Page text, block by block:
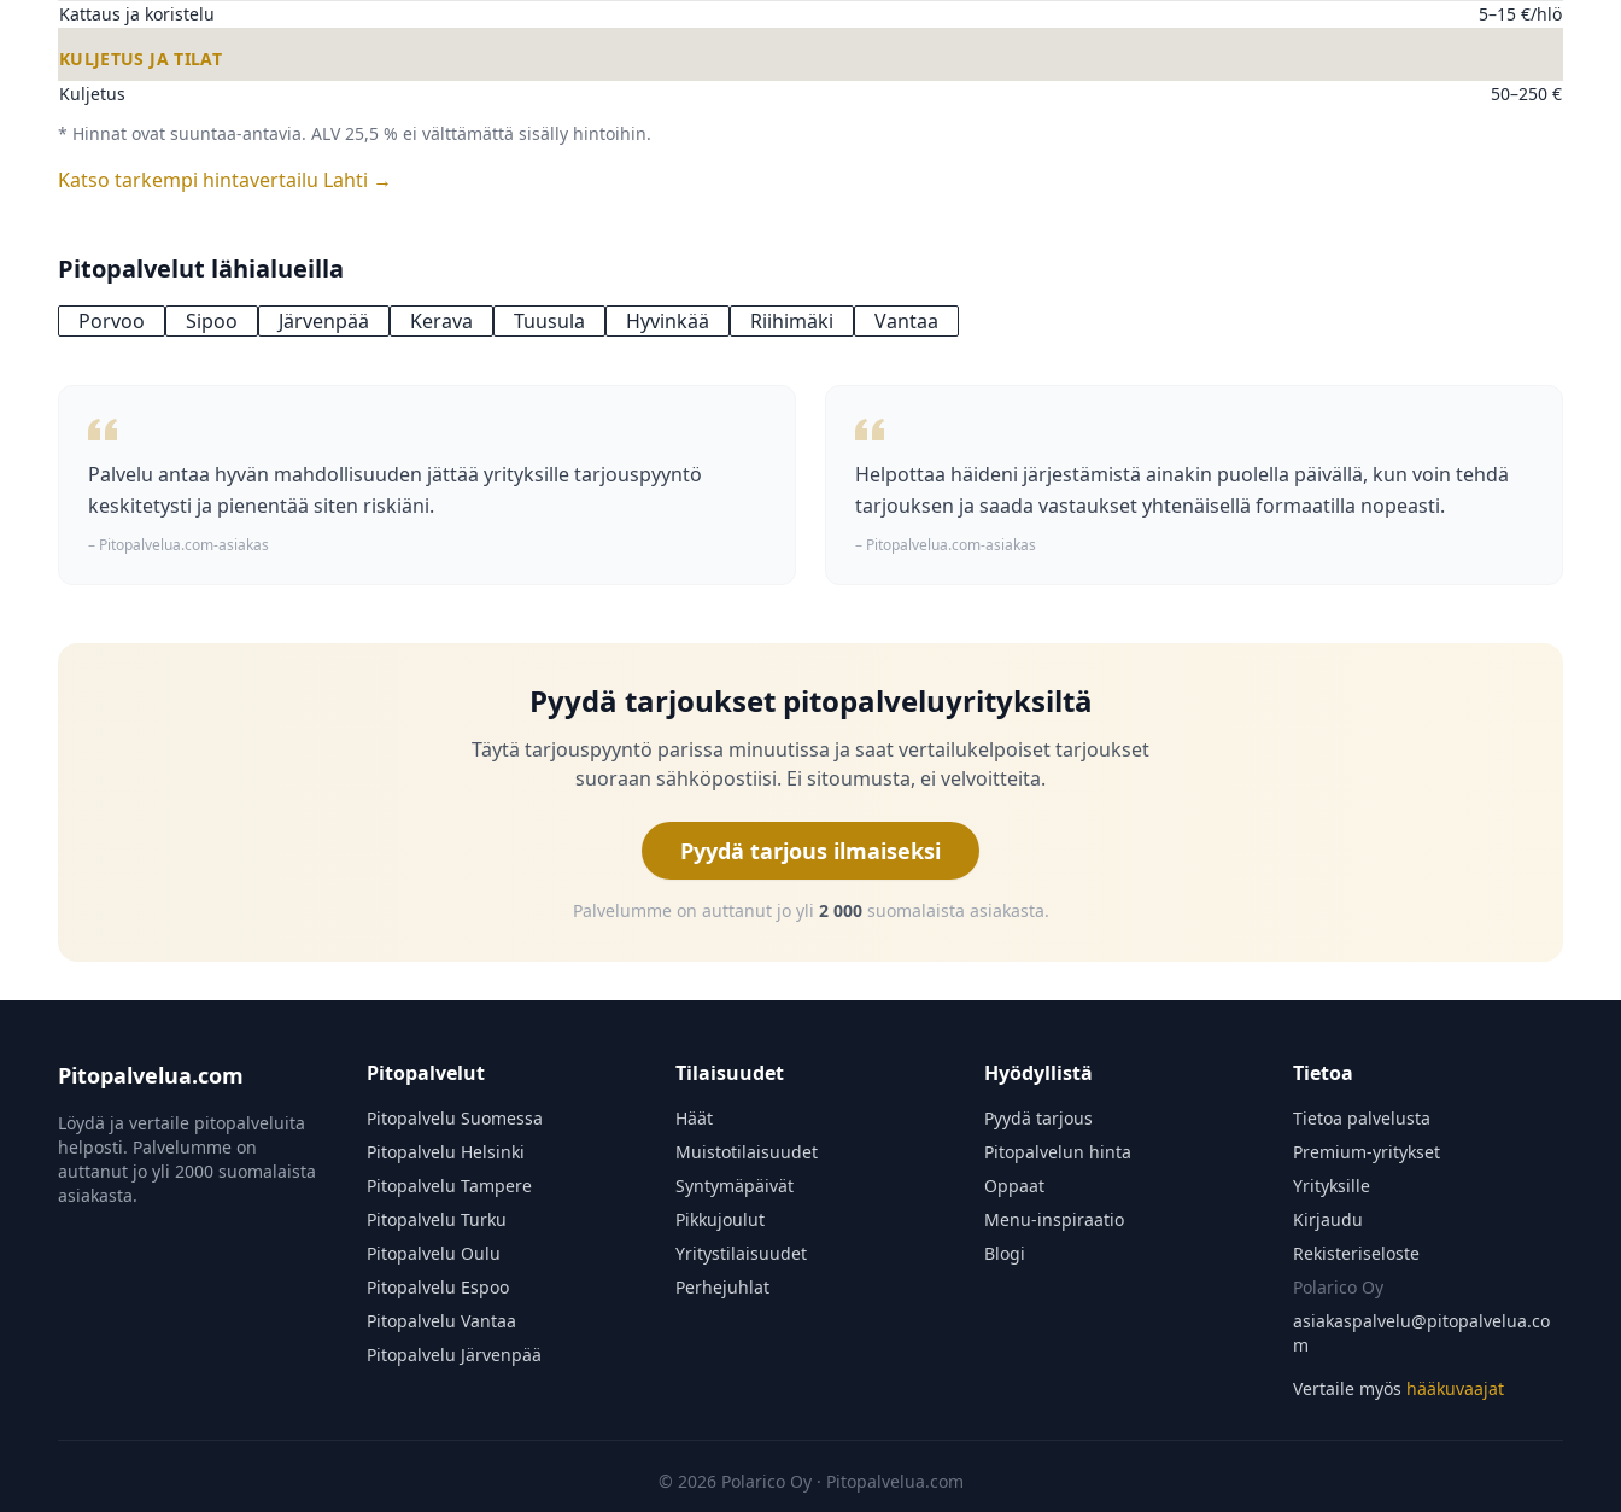
Kattaus ja koristelu
5–15 €/hlö
KULJETUS JA TILAT
Kuljetus
50–250 €
* Hinnat ovat suuntaa-antavia. ALV 25,5 % ei välttämättä sisälly hintoihin.
Katso tarkempi hintavertailu Lahti →
Pitopalvelut lähialueilla
Porvoo Sipoo Järvenpää Kerava Tuusula Hyvinkää Riihimäki Vantaa
Palvelu antaa hyvän mahdollisuuden jättää yrityksille tarjouspyyntö
keskitetysti ja pienentää siten riskiäni.
– Pitopalvelua.com-asiakas
Helpottaa häideni järjestämistä ainakin puolella päivällä, kun voin tehdä
tarjouksen ja saada vastaukset yhtenäisellä formaatilla nopeasti.
– Pitopalvelua.com-asiakas
Pyydä tarjoukset pitopalveluyrityksiltä
Täytä tarjouspyyntö parissa minuutissa ja saat vertailukelpoiset tarjoukset
suoraan sähköpostiisi. Ei sitoumusta, ei velvoitteita.
Pyydä tarjous ilmaiseksi
Palvelumme on auttanut jo yli 2 000suomalaista asiakasta.
Pitopalvelua.com
Löydä ja vertaile pitopalveluita
helposti. Palvelumme on
auttanut jo yli 2000 suomalaista
asiakasta.
Pitopalvelut
Pitopalvelu Suomessa
Pitopalvelu Helsinki
Pitopalvelu Tampere
Pitopalvelu Turku
Pitopalvelu Oulu
Pitopalvelu Espoo
Pitopalvelu Vantaa
Pitopalvelu Järvenpää
Tilaisuudet
Häät
Muistotilaisuudet
Syntymäpäivät
Pikkujoulut
Yritystilaisuudet
Perhejuhlat
Hyödyllistä
Pyydä tarjous
Pitopalvelun hinta
Oppaat
Menu-inspiraatio
Blogi
Tietoa
Tietoa palvelusta
Premium-yritykset
Yrityksille
Kirjaudu
Rekisteriseloste
Polarico Oy
asiakaspalvelu@pitopalvelua.co
m
Vertaile myös hääkuvaajat
© 2026 Polarico Oy · Pitopalvelua.com